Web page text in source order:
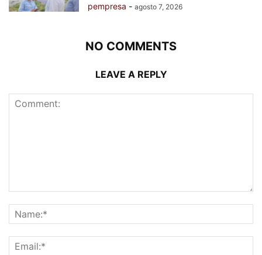
pempresa - agosto 7, 2026
NO COMMENTS
LEAVE A REPLY